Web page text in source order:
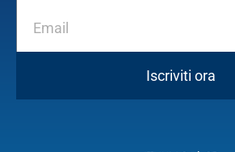
Iscriviti ora